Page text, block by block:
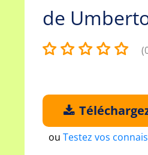
de
ou Testez vos